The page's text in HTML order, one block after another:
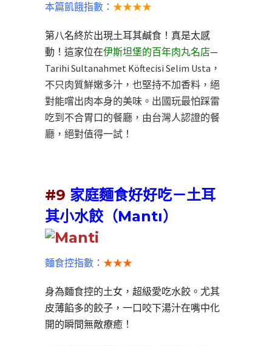
本篇飢餓指數： ★★★★
第八名終於出現土耳其鹹食！真是太感
動！這家位在伊斯坦堡的百年肉丸名店—
Tarihi Sultanahmet Köftecisi Selim Usta，
不只肉質鮮嫩多汁，也堅持不加香料，絕
對能嚐出肉本身的美味。出國玩最怕踩雷
吃到不合胃口的餐廳，由台灣人認證的餐
廳，絕對值得一試！
#9 家庭麵食好好吃－土耳
其小水餃（Mantı）
麵食控指數： ★★★
身為麵食控的土女，超級愛吃水餃。尤其
皮薄餡多的餃子，一口咬下湯汁在嘴中化
開的瞬間無敵療癒！